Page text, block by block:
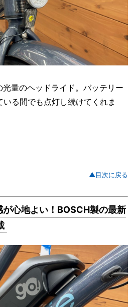
量のヘッドライド。バッテリー
る間でも点灯し続けてくれま
▲目次に戻る
が心地よい！BOSCH製の最新